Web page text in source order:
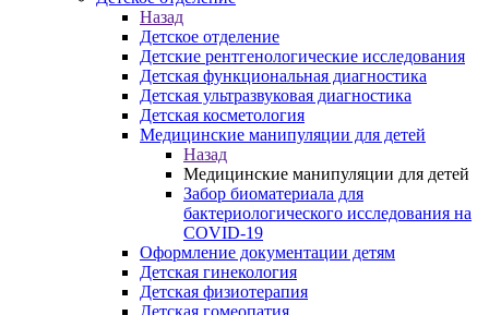
Назад
Детское отделение
Детские рентгенологические исследования
Детская функциональная диагностика
Детская ультразвуковая диагностика
Детская косметология
Медицинские манипуляции для детей
Назад
Медицинские манипуляции для детей
Забор биоматериала для
бактериологического исследования на
COVID-19
Оформление документации детям
Детская гинекология
Детская физиотерапия
Детская гомеопатия